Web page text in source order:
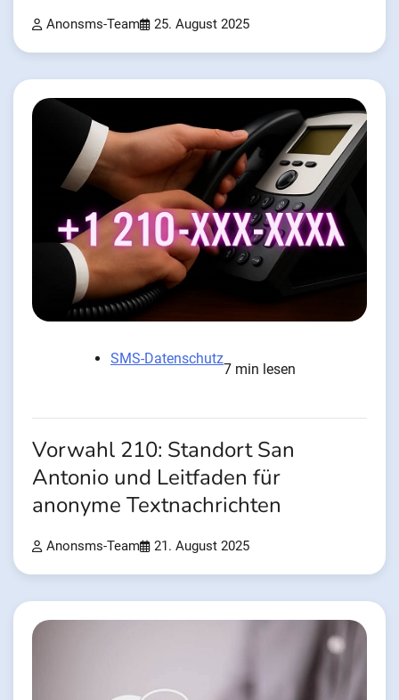
Anonsms-Team 25. August 2025
SMS-Datenschutz
7 min lesen
Vorwahl 210: Standort San
Antonio und Leitfaden für
anonyme Textnachrichten
Anonsms-Team 21. August 2025